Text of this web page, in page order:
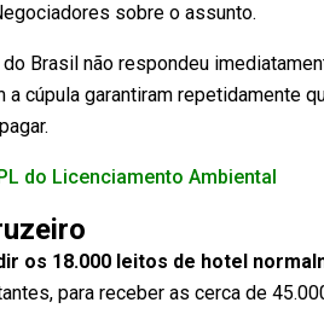
sobre o assunto.
Brasil não respondeu
cúpula garantiram repetidamente
do Licenciamento Ambiental
os 18.000 leitos de hotel
para receber as cerca de